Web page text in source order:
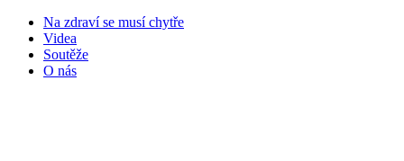
Na zdraví se musí chytře
Videa
Soutěže
O nás